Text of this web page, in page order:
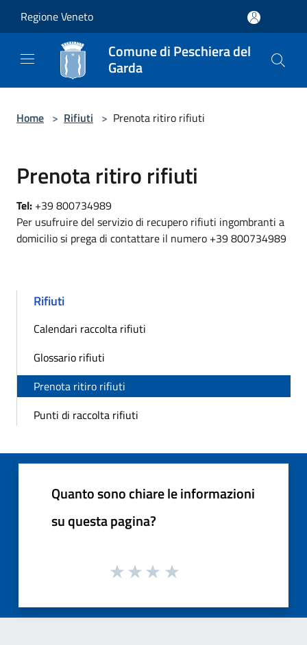
Regione Veneto
Comune di Peschiera del
Garda
Home > Rifiuti > Prenota ritiro rifiuti
Prenota ritiro rifiuti
Tel: +39 800734989
Per usufruire del servizio di recupero rifiuti ingombranti a
domicilio si prega di contattare il numero +39 800734989
Rifiuti
Calendari raccolta rifiuti
Glossario rifiuti
Prenota ritiro rifiuti
Punti di raccolta rifiuti
Quanto sono chiare le informazioni
su questa pagina?